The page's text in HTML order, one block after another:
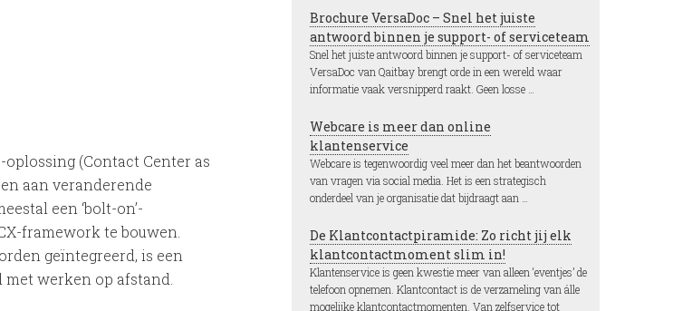
(Contact Center as
aan veranderende
een ‘bolt-on’-
framework te bouwen.
geïntegreerd, is een
werken op afstand.
Brochure VersaDoc – Snel het juiste
antwoord binnen je support- of serviceteam
Snel het juiste antwoord binnen je support- of serviceteam
VersaDoc van Qaitbay brengt orde in een wereld waar
informatie vaak versnipperd raakt. Geen losse …
Webcare is meer dan online
klantenservice
Webcare is tegenwoordig veel meer dan het beantwoorden
van vragen via social media. Het is een strategisch
onderdeel van je organisatie dat bijdraagt aan …
De Klantcontactpiramide: Zo richt jij elk
klantcontactmoment slim in!
Klantenservice is geen kwestie meer van alleen ‘eventjes’ de
telefoon opnemen. Klantcontact is de verzameling van álle
mogelijke klantcontactmomenten. Van zelfservice tot